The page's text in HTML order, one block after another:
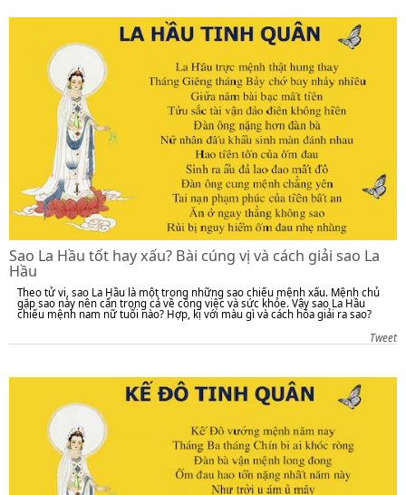
Sao La Hầu tốt hay xấu? Bài cúng vị và cách giải sao La
Hầu
Theo tử vi, sao La Hầu là một trong những sao chiếu mệnh xấu. Mệnh chủ
gặp sao này nên cẩn trọng cả về công việc và sức khỏe. Vậy sao La Hầu
chiếu mệnh nam nữ tuổi nào? Hợp, kị với màu gì và cách hóa giải ra sao?
Tweet